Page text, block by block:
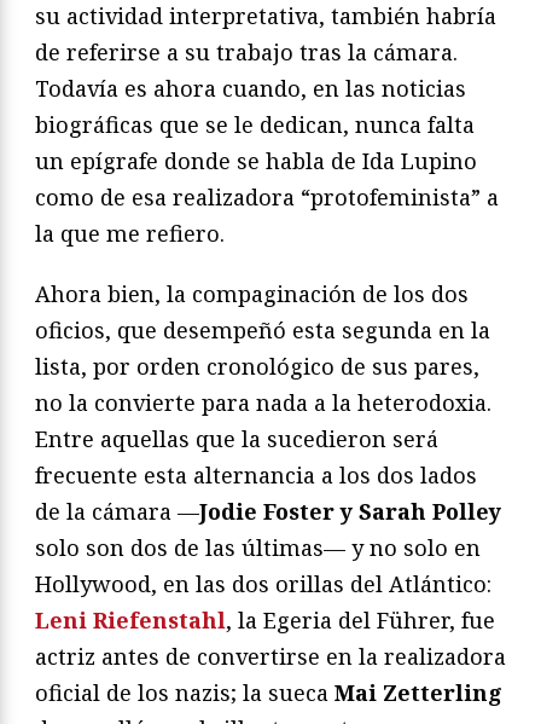
su actividad interpretativa, también habría
de referirse a su trabajo tras la cámara.
Todavía es ahora cuando, en las noticias
biográficas que se le dedican, nunca falta
un epígrafe donde se habla de Ida Lupino
como de esa realizadora “protofeminista” a
la que me refiero.
Ahora bien, la compaginación de los dos
oficios, que desempeñó esta segunda en la
lista, por orden cronológico de sus pares,
no la convierte para nada a la heterodoxia.
Entre aquellas que la sucedieron será
frecuente esta alternancia a los dos lados
de la cámara —Jodie Foster y Sarah Polley
solo son dos de las últimas— y no solo en
Hollywood, en las dos orillas del Atlántico:
Leni Riefenstahl, la Egeria del Führer, fue
actriz antes de convertirse en la realizadora
oficial de los nazis; la sueca Mai Zetterling